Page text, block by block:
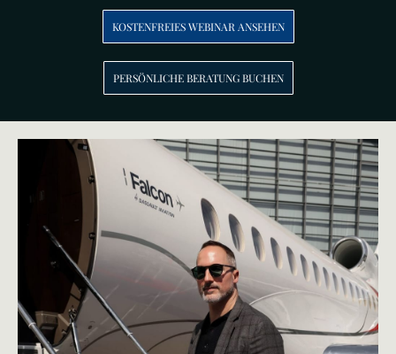
KOSTENFREIES WEBINAR ANSEHEN
PERSÖNLICHE BERATUNG BUCHEN